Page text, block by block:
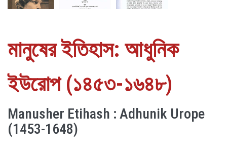
মানুষের ইতিহাস: আধুনিক
ইউরোপ (১৪৫৩-১৬৪৮)
Manusher Etihash : Adhunik Urope
(1453-1648)